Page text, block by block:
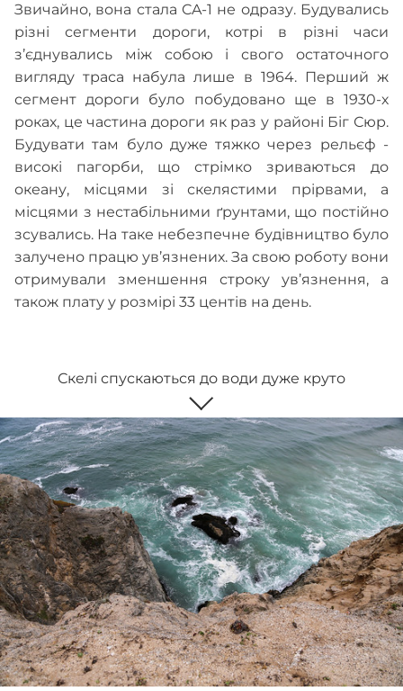
Звичайно, вона стала CA-1 не одразу. Будувались
різні сегменти дороги, котрі в різні часи
з’єднувались між собою і свого остаточного
вигляду траса набула лише в 1964. Перший ж
сегмент дороги було побудовано ще в 1930-х
роках, це частина дороги як раз у районі Біг Сюр.
Будувати там було дуже тяжко через рельєф -
високі пагорби, що стрімко зриваються до
океану, місцями зі скелястими прірвами, а
місцями з нестабільними ґрунтами, що постійно
зсувались. На таке небезпечне будівництво було
залучено працю ув’язнених. За свою роботу вони
отримували зменшення строку ув’язнення, а
також плату у розмірі 33 центів на день.
Скелі спускаються до води дуже круто